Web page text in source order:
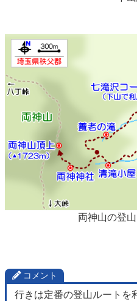
両神山の登
コメント
行きは定番の登山ルートを